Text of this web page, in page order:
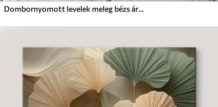
Dombornyomott levelek meleg bézs árnyalatokban